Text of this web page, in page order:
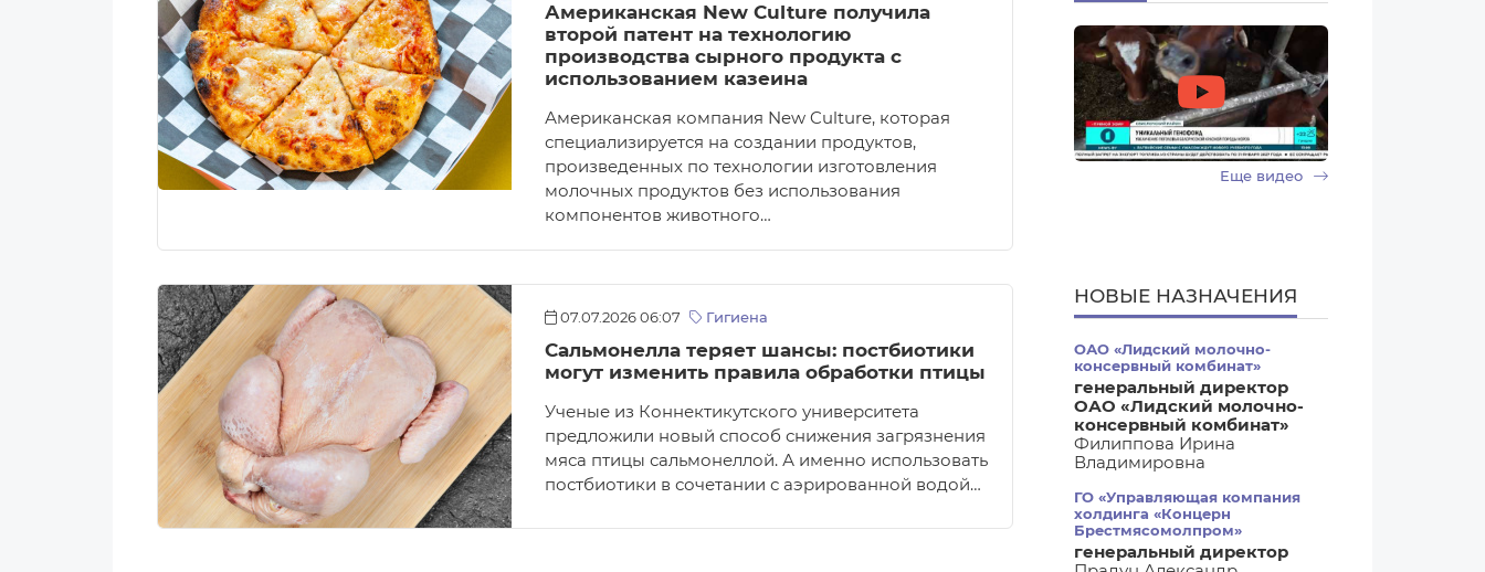
Американская New Culture получила
второй патент на технологию
производства сырного продукта с
использованием казеина
Американская компания New Culture, которая
специализируется на создании продуктов,
произведенных по технологии изготовления
молочных продуктов без использования
компонентов животного…
07.07.2026 06:07 Гигиена
Сальмонелла теряет шансы: постбиотики
могут изменить правила обработки птицы
Ученые из Коннектикутского университета
предложили новый способ снижения загрязнения
мяса птицы сальмонеллой. А именно использовать
постбиотики в сочетании с аэрированной водой…
Еще видео
НОВЫЕ НАЗНАЧЕНИЯ
ОАО «Лидский молочно-
консервный комбинат»
генеральный директор
ОАО «Лидский молочно-
консервный комбинат»
Филиппова Ирина
Владимировна
ГО «Управляющая компания
холдинга «Концерн
Брестмясомолпром»
генеральный директор